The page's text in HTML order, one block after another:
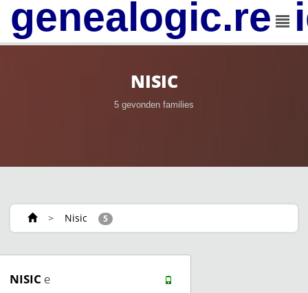
NISIC
5 gevonden families
> Nisic 5
NISIC e